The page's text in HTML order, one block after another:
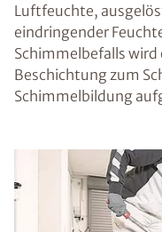
Luftfeuchte,
eindringender
Schimmelbefalls
Beschichtung zum
Schimmelbildung